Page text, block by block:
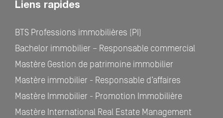
Liens rapides
BTS Professions immobilières (PI)
Bachelor immobilier – Responsable commercial
Mastère Gestion de patrimoine immobilier
Mastère immobilier - Responsable d’affaires
Mastère Immobilier - Promotion Immobilière
Mastère International Real Estate Management